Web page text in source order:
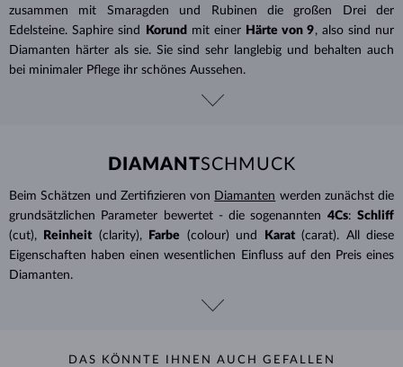
zusammen mit Smaragden und Rubinen die großen Drei der
Edelsteine. Saphire sind
Korund mit einer Härte von 9, also sind nur
Diamanten härter als sie. Sie sind sehr langlebig und behalten auch
bei minimaler Pflege ihr schönes Aussehen.
DIAMANTSCHMUCK
Beim Schätzen und Zertifizieren von Diamanten werden zunächst die
grundsätzlichen Parameter bewertet - die sogenannten 4Cs: Schliff
(cut),
Reinheit (clarity), Farbe (colour) und Karat (carat). All diese
Eigenschaften haben einen wesentlichen Einfluss auf den Preis eines
Diamanten.
DAS KÖNNTE IHNEN AUCH GEFALLEN